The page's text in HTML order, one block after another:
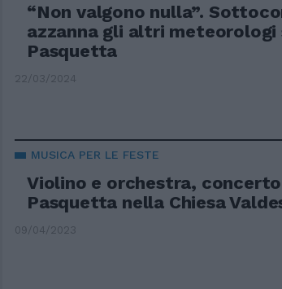
“Non valgono nulla”.
azzanna gli altri meteorologi
Pasquetta
22/03/2024
MUSICA PER LE FESTE
Violino e orchestra,
Pasquetta nella Chiesa
09/04/2023